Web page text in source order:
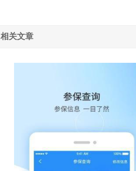
相关文章